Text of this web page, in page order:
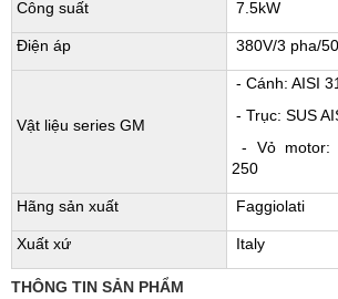
Công suất 7.5kW
Điện áp 380V/3 pha/
Vật liệu series GM
- Cánh: AISI
- Trục: SUS
- Vỏ motor:
250
Hãng sản xuất Faggiolati
Xuất xứ Italy
THÔNG TIN SẢN PHẨM